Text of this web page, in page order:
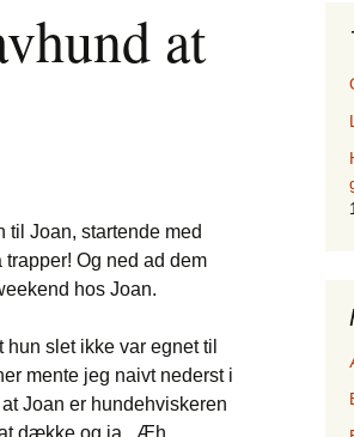
at
Joan, startende med
Og ned ad dem
hos Joan.
slet ikke var egnet til
mente jeg naivt nederst i
Joan er hundehviskeren
dække og ja.. Æh.